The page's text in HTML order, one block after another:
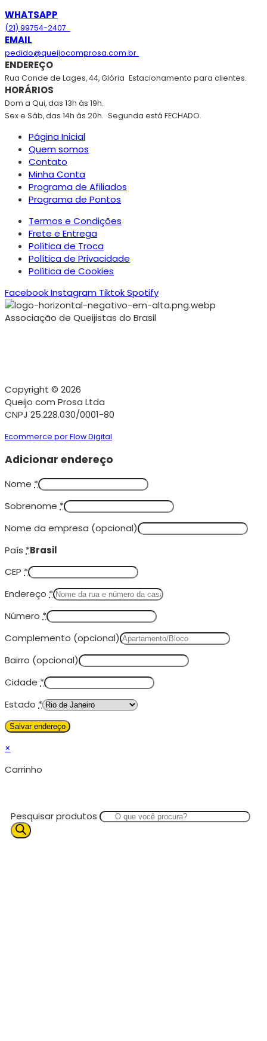
WHATSAPP
(21) 99754-2407
EMAIL
pedido@queijocomprosa.com.br
ENDEREÇO
Rua Conde de Lages, 44, Glória Estacionamento para clientes.
HORÁRIOS
Dom a Qui, das 13h às 19h.
Sex e Sáb, das 14h às 20h. Segunda está FECHADO.
Página Inicial
Quem somos
Contato
Minha Conta
Programa de Afiliados
Programa de Pontos
Termos e Condições
Frete e Entrega
Política de Troca
Política de Privacidade
Política de Cookies
FacebookInstagram TiktokSpotify
Associação de Queijistas do Brasil
Copyright © 2026
Queijo com Prosa Ltda
CNPJ 25.228.030/0001-80
Ecommerce por Flow Digital
Adicionar endereço
Nome *
Sobrenome *
Nome da empresa (opcional)
País *Brasil
CEP *
Endereço *
Número *
Complemento (opcional)
Bairro (opcional)
Cidade *
Estado *
×
Carrinho
Pesquisar produtos